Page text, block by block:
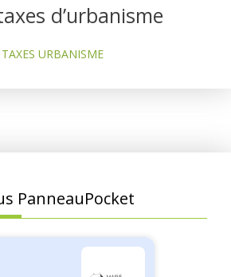
d’urbanisme
TAXES URBANISME
PanneauPocket